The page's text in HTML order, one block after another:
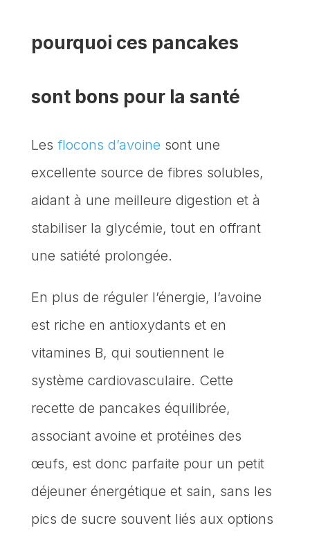
pourquoi ces pancakes
sont bons pour la santé
Les flocons d’avoine sont une
excellente source de fibres solubles,
aidant à une meilleure digestion et à
stabiliser la glycémie, tout en offrant
une satiété prolongée.
En plus de réguler l’énergie, l’avoine
est riche en antioxydants et en
vitamines B, qui soutiennent le
système cardiovasculaire. Cette
recette de pancakes équilibrée,
associant avoine et protéines des
œufs, est donc parfaite pour un petit
déjeuner énergétique et sain, sans les
pics de sucre souvent liés aux options